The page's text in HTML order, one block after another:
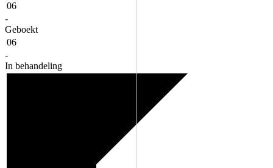
06
-
Geboekt
06
-
In behandeling